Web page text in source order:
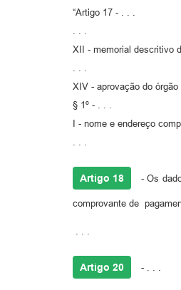
“Artigo 17 - . . .
XII - memorial descritivo
XIV - aprovação do
§ 1º - . . .
I - nome e endereço
Artigo 18 - Os
comprovante de
Artigo 20 - . . .